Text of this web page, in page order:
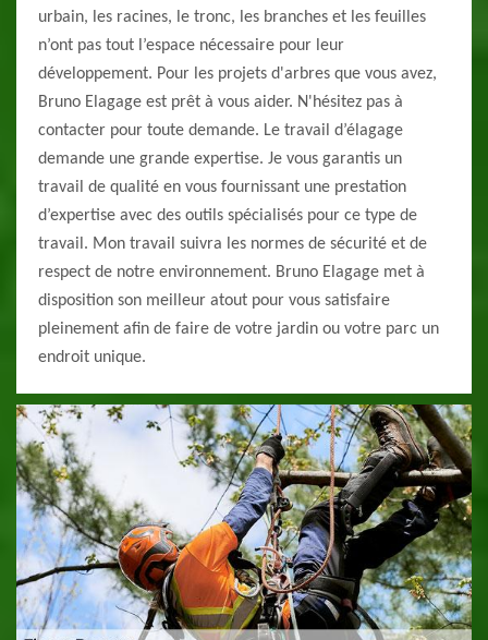
urbain, les racines, le tronc, les branches et les feuilles
n’ont pas tout l’espace nécessaire pour leur
développement. Pour les projets d'arbres que vous avez,
Bruno Elagage est prêt à vous aider. N'hésitez pas à
contacter pour toute demande. Le travail d’élagage
demande une grande expertise. Je vous garantis un
travail de qualité en vous fournissant une prestation
d’expertise avec des outils spécialisés pour ce type de
travail. Mon travail suivra les normes de sécurité et de
respect de notre environnement. Bruno Elagage met à
disposition son meilleur atout pour vous satisfaire
pleinement afin de faire de votre jardin ou votre parc un
endroit unique.